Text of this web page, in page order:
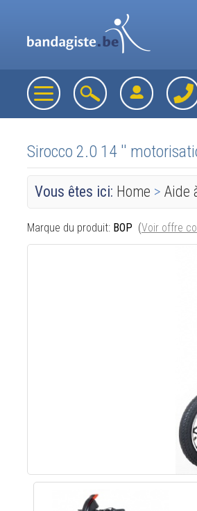
Sirocco 2.0 14 ''
Vous êtes ici: Home > Aide
Marque du produit: BOP (Voir offre